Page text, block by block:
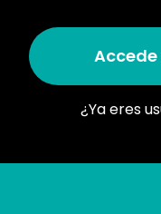
¿Ya eres